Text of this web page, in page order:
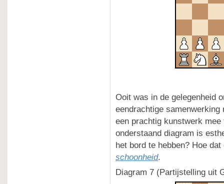
Ooit was in de gelegenheid
eendrachtige
een prachtig kunstwerk
onderstaand diagram is
het bord te hebben? Hoe
schoonheid.
Diagram 7 (Partijstelling uit